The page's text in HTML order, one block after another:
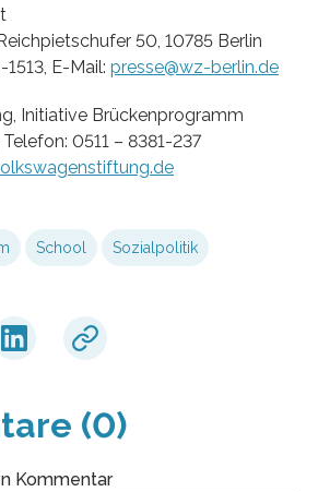
50, 10785 Berlin
E-Mail: presse@wz-berlin.de
Initiative Brückenprogramm
0511 – 8381-237
School Sozialpolitik
(0)
Kommentar